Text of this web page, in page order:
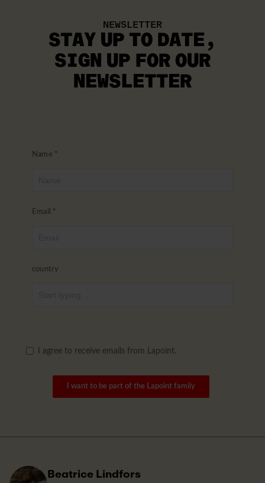
NEWSLETTER
STAY UP TO DATE ,
SIGN UP FOR OUR
NEWSLETTER
Name
Email
country
I agree to receive emails from Lapoint.
I want to be part of the Lapoint family
Beatrice Lindfors